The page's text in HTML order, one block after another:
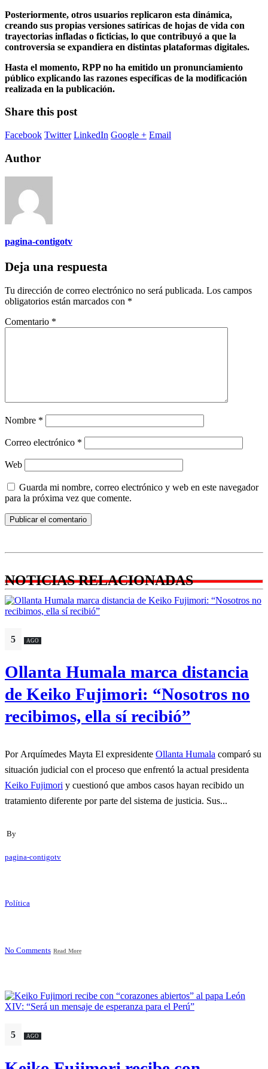
Posteriormente, otros usuarios replicaron esta dinámica,
creando sus propias versiones satíricas de hojas de vida con
trayectorias infladas o ficticias, lo que contribuyó a que la
controversia se expandiera en distintas plataformas digitales.
Hasta el momento, RPP no ha emitido un pronunciamiento
público explicando las razones específicas de la modificación
realizada en la publicación.
Share this post
Facebook Twitter LinkedIn Google + Email
Author
pagina-contigotv
Deja una respuesta
Tu dirección de correo electrónico no será publicada. Los campos
obligatorios están marcados con *
Comentario *
Nombre *
Correo electrónico *
Web
Guarda mi nombre, correo electrónico y web en este navegador
para la próxima vez que comente.
NOTICIAS RELACIONADAS
5 AGO
Ollanta Humala marca distancia
de Keiko Fujimori: “Nosotros no
recibimos, ella sí recibió”
Por Arquímedes Mayta El expresidente Ollanta Humala comparó su
situación judicial con el proceso que enfrentó la actual presidenta
Keiko Fujimori y cuestionó que ambos casos hayan recibido un
tratamiento diferente por parte del sistema de justicia. Sus...
By
pagina-contigotv
Política
No Comments Read More
5 AGO